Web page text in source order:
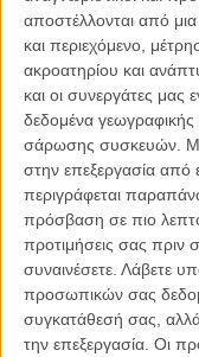
αποστέλλονται από μια
και περιεχόμενο,
ακροατηρίου και
και οι συνεργάτες μας
δεδομένα
σάρωσης συσκευών.
στην επεξεργασία από
περιγράφεται
πρόσβαση σε πιο
προτιμήσεις σας πριν
συναινέσετε. Λάβετε
προσωπικών σας
συγκατάθεσή σας, αλλά
την επεξεργασία. Οι
Μια περιπέτεια
φωτογραφίες από
Χαμένης Κιβωτού»!
ΝΕΑ /15 ΣΕΠ 2012/
Μεγάλη Τετάρτη |
ΘΕΜΑΤΑ /11 ΑΠΡ 2012/